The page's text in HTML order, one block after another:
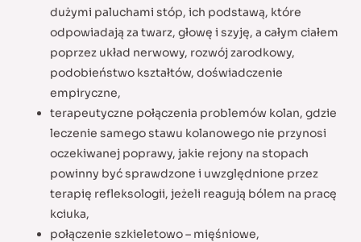
dużymi paluchami stóp, ich podstawą, które
odpowiadają za twarz, głowę i szyję, a całym ciałem
poprzez układ nerwowy, rozwój zarodkowy,
podobieństwo kształtów, doświadczenie
empiryczne,
terapeutyczne połączenia problemów kolan, gdzie
leczenie samego stawu kolanowego nie przynosi
oczekiwanej poprawy, jakie rejony na stopach
powinny być sprawdzone i uwzględnione przez
terapię refleksologii, jeżeli reagują bólem na pracę
kciuka,
połączenie szkieletowo – mięśniowe,